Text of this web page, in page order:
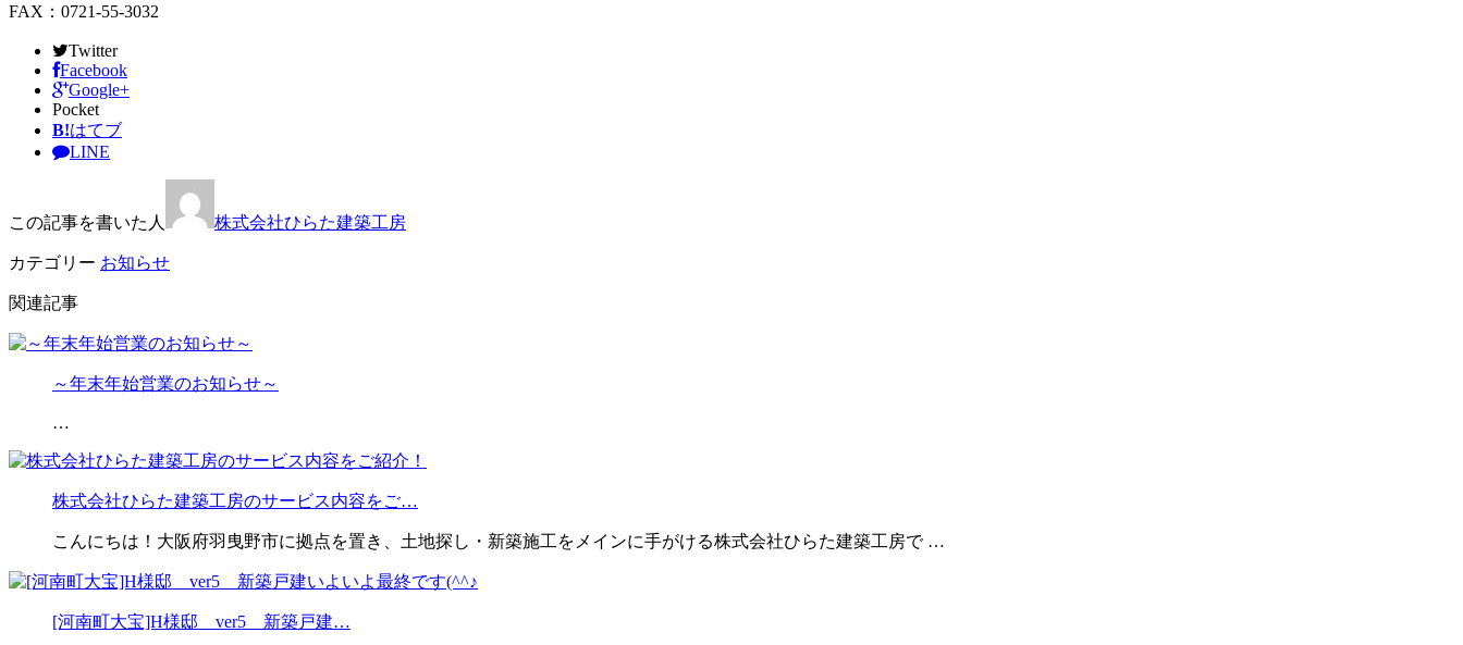
FAX：0721-55-3032
Twitter
Facebook
Google+
Pocket
B!はてブ
LINE
この記事を書いた人 株式会社ひらた建築工房
カテゴリー お知らせ
関連記事
～年末年始営業のお知らせ～
…
株式会社ひらた建築工房のサービス内容をご…
こんにちは！大阪府羽曳野市に拠点を置き、土地探し・新築施工をメインに手がける株式会社ひらた建築工房で …
[河南町大宝]H様邸 ver5 新築戸建…